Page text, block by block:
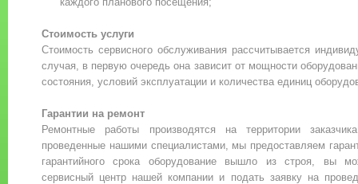
Стоимость услуги
Стоимость сервисного обслуживания рассчитывается
случая, в первую очередь она зависит от мощности
состояния, условий эксплуатации и количества единиц
Гарантии на ремонт
Ремонтные работы производятся на территории
проведенные нашими специалистами, мы предоставляем
гарантийного срока оборудование вышло из строя, вы
сервисный центр нашей компании и подать заявку на